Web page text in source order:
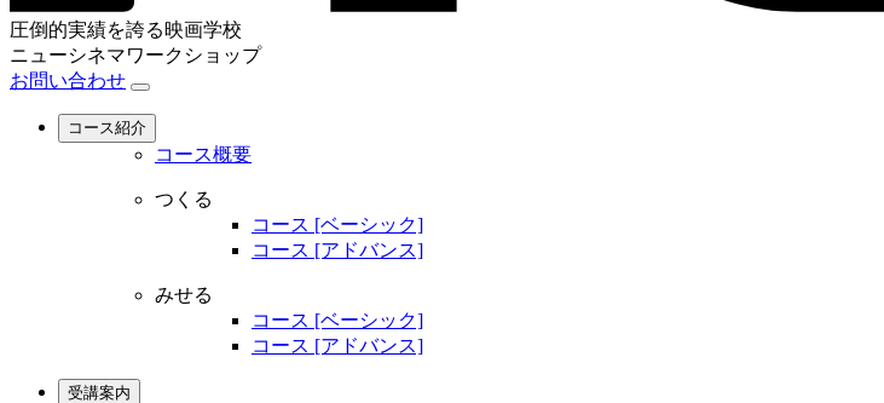
圧倒的実績を誇る映画学校
ニューシネマワークショップ
お問い合わせ
コース紹介
コース概要
つくる
コース [ベーシック]
コース [アドバンス]
みせる
コース [ベーシック]
コース [アドバンス]
受講案内